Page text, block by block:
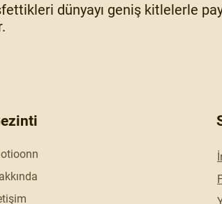
dünyayı geniş kitlelerle